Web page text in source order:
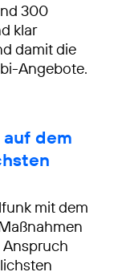
300
klar
damit die
Angebote.
auf dem
mit dem
Anspruch